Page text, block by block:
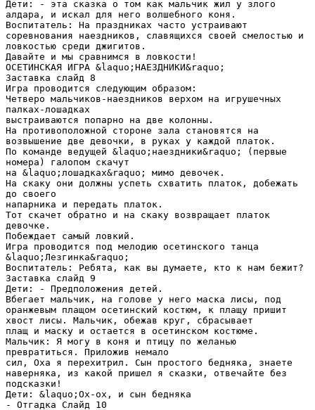
Дети: - эта сказка о том как мальчик жил у злого
алдара, и искал для него волшебного коня.
Воспитатель: На праздниках часто устраивают
соревнования наездников, славящихся своей смелостью и
ловкостью среди джигитов.
Давайте и мы сравнимся в ловкости!
ОСЕТИНСКАЯ ИГРА &laquo;НАЕЗДНИКИ&raquo;
Заставка слайд 8
Игра проводится следующим образом:
Четверо мальчиков-наездников верхом на игрушечных
палках-лошадках
выстраиваются попарно на две колонны.
На противоположной стороне зала становятся на
возвышение две девочки, в руках у каждой платок.
По команде ведущей &laquo;наездники&raquo; (первые
номера) галопом скачут
на &laquo;лошадках&raquo; мимо девочек.
На скаку они должны успеть схватить платок, добежать
до своего
напарника и передать платок.
Тот скачет обратно и на скаку возвращает платок
девочке.
Побеждает самый ловкий.
Игра проводится под мелодию осетинского танца
&laquo;Лезгинка&raquo;
Воспитатель: Ребята, как вы думаете, кто к нам бежит?
Заставка слайд 9
Дети: - Предположения детей.
Вбегает мальчик, на голове у него маска лисы, под
оранжевым плащом осетинский костюм, к плащу пришит
хвост лисы. Мальчик, обежав круг, сбрасывает
плащ и маску и остается в осетинском костюме.
Мальчик: Я могу в коня и птицу по желанью
превратиться. Приложив немало
сил, Оха я перехитрил. Сын простого бедняка, знаете
наверняка, из какой пришел я сказки, отвечайте без
подсказки!
Дети: &laquo;Ох-ох, и сын бедняка
- Отгадка Слайд 10